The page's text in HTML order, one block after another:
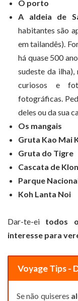
O porto
A aldeia de
habitantes são
em tailandês).
há quase 500
sudeste da
curiosos e
fotográficas.
deles ou da sua
Os mangais
Gruta Kao Mai
Gruta do Tigre
Cascata de
Parque
Koh Lanta Noi
Dar-te-ei todos
interesse para
Voyage Tips -
Se não quiseres